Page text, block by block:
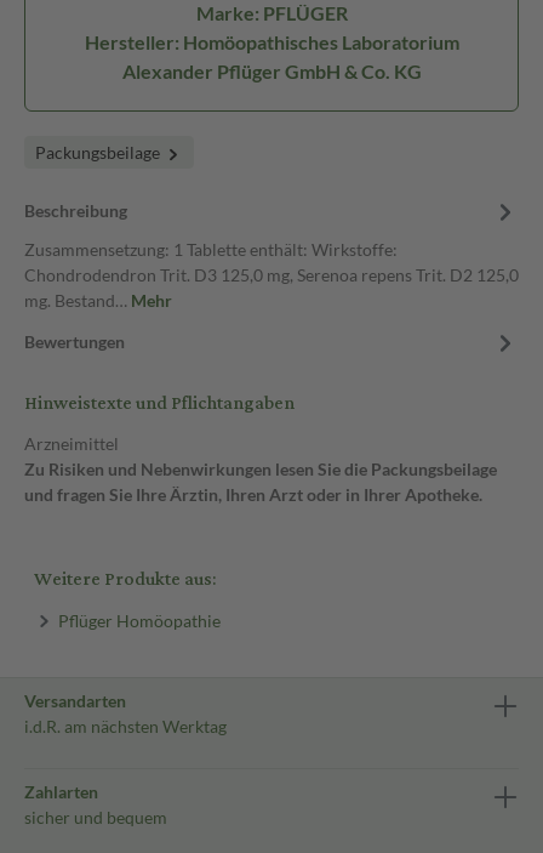
Marke: PFLÜGER
Hersteller: Homöopathisches Laboratorium
Alexander Pflüger GmbH & Co. KG
Packungsbeilage
Beschreibung
Zusammensetzung: 1 Tablette enthält: Wirkstoffe:
Chondrodendron Trit. D3 125,0 mg, Serenoa repens Trit. D2 125,0
mg. Bestand… Mehr
Bewertungen
Hinweistexte und Pflichtangaben
Arzneimittel
Zu Risiken und Nebenwirkungen lesen Sie die Packungsbeilage
und fragen Sie Ihre Ärztin, Ihren Arzt oder in Ihrer Apotheke.
Weitere Produkte aus:
Pflüger Homöopathie
Versandarten
i.d.R. am nächsten Werktag
Zahlarten
sicher und bequem